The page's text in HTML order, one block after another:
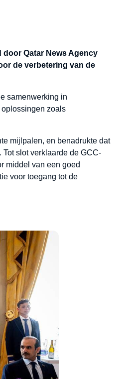
door Qatar News Agency
de verbetering van de
samenwerking in
zoals
mijlpalen, en benadrukte dat
slot verklaarde de GCC-
middel van een goed
voor toegang tot de